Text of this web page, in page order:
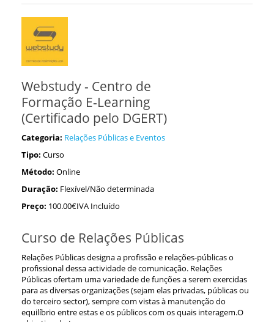
Webstudy - Centro de
Formação E-Learning
(Certificado pelo DGERT)
Categoria: Relações Públicas e Eventos
Tipo: Curso
Método: Online
Duração: Flexível/Não determinada
Preço: 100.00€IVA Incluído
Curso de Relações Públicas
Relações Públicas designa a profissão e relações-públicas o
profissional dessa actividade de comunicação. Relações
Públicas ofertam uma variedade de funções a serem exercidas
para as diversas organizações (sejam elas privadas, públicas ou
do terceiro sector), sempre com vistas à manutenção do
equilíbrio entre estas e os públicos com os quais interagem.O